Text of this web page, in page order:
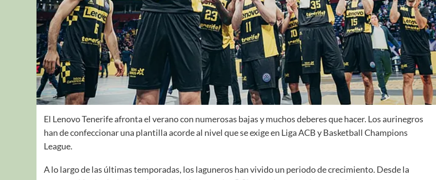
El Lenovo Tenerife afronta el verano con numerosas bajas y muchos deberes que hacer. Los aurinegros
han de confeccionar una plantilla acorde al nivel que se exige en Liga ACB y Basketball Champions
League.
A lo largo de las últimas temporadas, los laguneros han vivido un periodo de crecimiento. Desde la
La entrevista bTactic
La entrevista bTactic
mayo 7, 2026
0
Nos hacemos mayores. Vamos creciendo. Tanto así
que el próximo 20 de mayo celebramos nuestro
cuarto cumpleaños. Y todo crecimiento conlleva
sus cambios. Cambio que...